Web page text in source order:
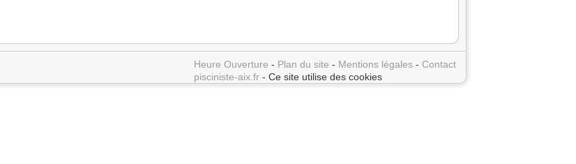
Heure Ouverture - Plan du site - Mentions légales - Contact
pisciniste-aix.fr - Ce site utilise des cookies